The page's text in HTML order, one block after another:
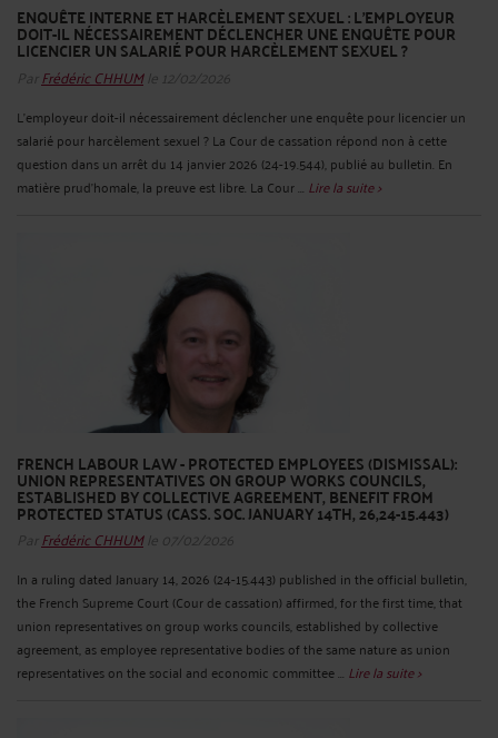
ENQUÊTE INTERNE ET HARCÈLEMENT SEXUEL : L’EMPLOYEUR
DOIT-IL NÉCESSAIREMENT DÉCLENCHER UNE ENQUÊTE POUR
LICENCIER UN SALARIÉ POUR HARCÈLEMENT SEXUEL ?
Par Frédéric CHHUMle 12/02/2026
L’employeur doit-il nécessairement déclencher une enquête pour licencier un
salarié pour harcèlement sexuel ? La Cour de cassation répond non à cette
question dans un arrêt du 14 janvier 2026 (24-19.544), publié au bulletin. En
matière prud’homale, la preuve est libre. La Cour ... Lire la suite >
FRENCH LABOUR LAW - PROTECTED EMPLOYEES (DISMISSAL):
UNION REPRESENTATIVES ON GROUP WORKS COUNCILS,
ESTABLISHED BY COLLECTIVE AGREEMENT, BENEFIT FROM
PROTECTED STATUS (CASS. SOC. JANUARY 14TH, 26,24-15.443)
Par Frédéric CHHUMle 07/02/2026
In a ruling dated January 14, 2026 (24-15.443) published in the official bulletin,
the French Supreme Court (Cour de cassation) affirmed, for the first time, that
union representatives on group works councils, established by collective
agreement, as employee representative bodies of the same nature as union
representatives on the social and economic committee ... Lire la suite >